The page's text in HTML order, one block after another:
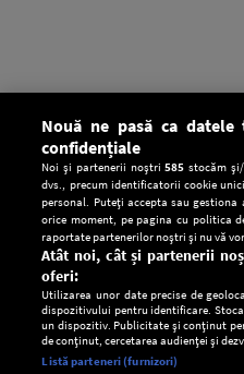
Setări:
Nouă ne pasă ca datele
confidențiale
Noi și partenerii noștri585 stocăm
dvs., precum identificatorii cookie
personal. Puteți accepta sau
orice moment, pe pagina cu politica
raportate partenerilor noștri și nu vă
Atât noi, cât și partenerii
oferi:
Utilizarea unor date precise de
dispozitivului pentru identificare.
un dispozitiv. Publicitate și conținut
de conținut, cercetarea audienței și
Listă parteneri (furnizori)